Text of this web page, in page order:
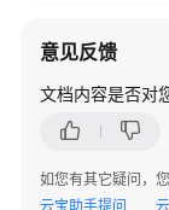
理
用
（组）
意见反馈
文档内容是否对
如您有其它疑问，
云宝助手提问